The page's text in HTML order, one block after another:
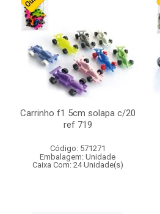
Carrinho f1 5cm solapa c/20
ref 719
Código: 571271
Embalagem: Unidade
Caixa Com: 24 Unidade(s)